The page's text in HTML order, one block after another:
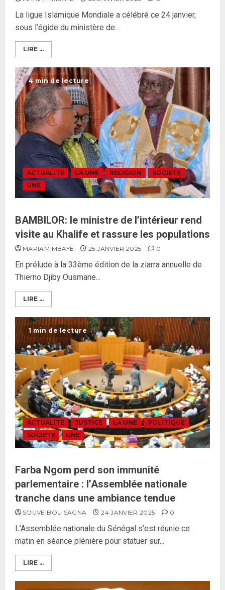
La ligue Islamique Mondiale a célébré ce 24 janvier,
sous l’égide du ministère de...
LIRE ...
4 min de lecture
ACTUALITE LA UNE RELIGION
SOCIETE
UNE
BAMBILOR: le ministre de l’intérieur rend
visite au Khalife et rassure les populations
MARIAM MBAYE 25 JANVIER 2025 0
En prélude à la 33ème édition de la ziarra annuelle de
Thierno Djiby Ousmane...
LIRE ...
1 min de lecture
ACTUALITE JUSTICE LA UNE
POLITIQUE
SOCIETE
UNE
Farba Ngom perd son immunité
parlementaire : l’Assemblée nationale
tranche dans une ambiance tendue
SOUVEIBOU SAGNA 24 JANVIER 2025 0
L’Assemblée nationale du Sénégal s’est réunie ce
matin en séance plénière pour statuer sur...
LIRE ...